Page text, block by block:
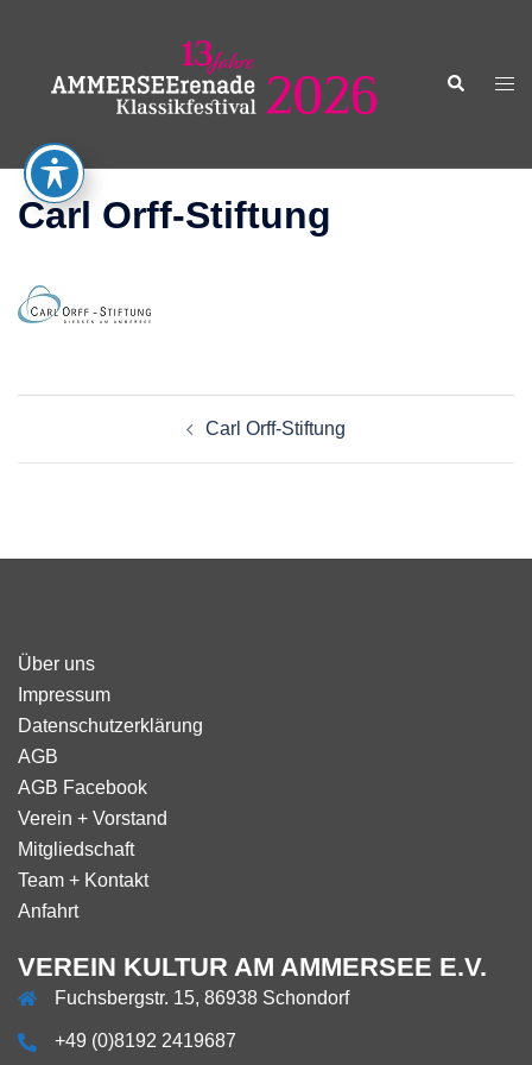
springen
Suche
Carl Orff-Stiftung
Carl Orff-Stiftung
Über uns
Impressum
Datenschutzerklärung
AGB
AGB Facebook
Verein + Vorstand
Mitgliedschaft
Team + Kontakt
Anfahrt
VEREIN KULTUR AM AMMERSEE E.V.
Fuchsbergstr. 15, 86938 Schondorf
+49 (0)8192 2419687